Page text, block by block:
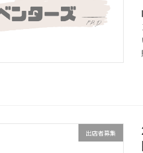
出店者募集